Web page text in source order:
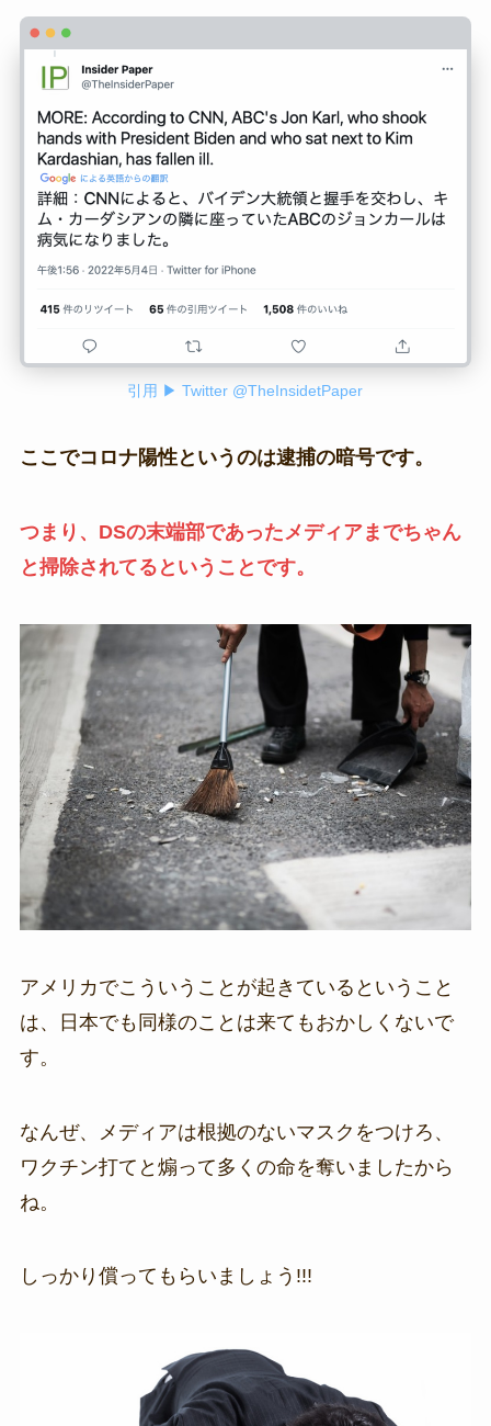
引用 ▶ Twitter @TheInsidetPaper
ここでコロナ陽性というのは逮捕の暗号です。
つまり、DSの末端部であったメディアまでちゃん
と掃除されてるということです。
アメリカでこういうことが起きているということ
は、日本でも同様のことは来てもおかしくないで
す。
なんぜ、メディアは根拠のないマスクをつけろ、
ワクチン打てと煽って多くの命を奪いましたから
ね。
しっかり償ってもらいましょう!!!